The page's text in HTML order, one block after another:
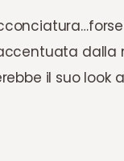
il suo look